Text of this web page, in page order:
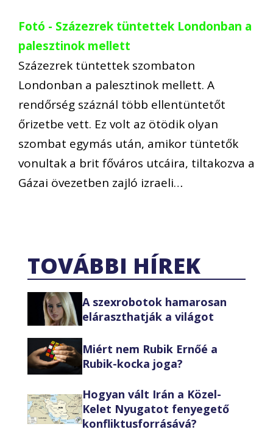
Fotó - Százezrek tüntettek Londonban a
palesztinok mellett
Százezrek tüntettek szombaton
Londonban a palesztinok mellett. A
rendőrség száznál több ellentüntetőt
őrizetbe vett. Ez volt az ötödik olyan
szombat egymás után, amikor tüntetők
vonultak a brit főváros utcáira, tiltakozva a
Gázai övezetben zajló izraeli…
TOVÁBBI HÍREK
A szexrobotok hamarosan
eláraszthatják a világot
Miért nem Rubik Ernőé a
Rubik-kocka joga?
Hogyan vált Irán a Közel-
Kelet Nyugatot fenyegető
konfliktusforrásává?